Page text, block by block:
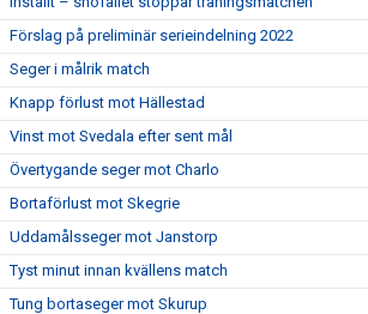
Förslag på preliminär serieindelning 2022
Seger i målrik match
Knapp förlust mot Hällestad
Vinst mot Svedala efter sent mål
Övertygande seger mot Charlo
Bortaförlust mot Skegrie
Uddamålsseger mot Janstorp
Tyst minut innan kvällens match
Tung bortaseger mot Skurup